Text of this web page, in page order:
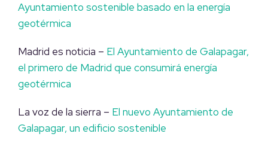
Ayuntamiento sostenible basado en la energía
geotérmica
Madrid es noticia – El Ayuntamiento de Galapagar,
el primero de Madrid que consumirá energía
geotérmica
La voz de la sierra – El nuevo Ayuntamiento de
Galapagar, un edificio sostenible